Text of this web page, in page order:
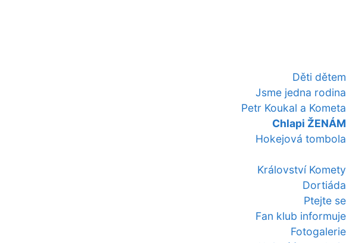
Děti dětem
Jsme jedna rodina
Petr Koukal a Kometa
Chlapi ŽENÁM
Hokejová tombola
Království Komety
Dortiáda
Ptejte se
Fan klub informuje
Fotogalerie